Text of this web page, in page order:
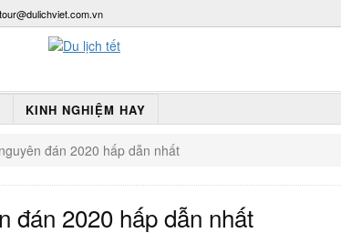
tour@dulichviet.com.vn
KINH NGHIỆM HAY
đán 2020 hấp dẫn nhất
đán 2020 hấp dẫn nhất